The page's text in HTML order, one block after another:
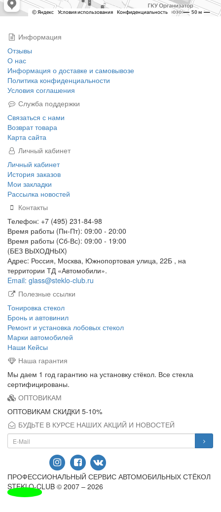
Информация
Отзывы
О нас
Информация о доставке и самовывозе
Политика конфиденциальности
Условия соглашения
Служба поддержки
Связаться с нами
Возврат товара
Карта сайта
Личный кабинет
Личный кабинет
История заказов
Мои закладки
Рассылка новостей
Контакты
Телефон: +7 (495) 231-84-98
Время работы (Пн-Пт): 09:00 - 20:00
Время работы (Сб-Вс): 09:00 - 19:00
(БЕЗ ВЫХОДНЫХ)
Адрес: Россия, Москва, Южнопортовая улица, 22Б , на
территории ТД «Автомобили».
Email: glass@steklo-club.ru
Полезные ссылки
Тонировка стекол
Бронь и автовинил
Ремонт и установка лобовых стекол
Марки автомобилей
Наши Кейсы
Наша гарантия
Мы даем 1 год гарантию на установку стёкол. Все стекла
сертифицированы.
ОПТОВИКАМ
ОПТОВИКАМ СКИДКИ 5-10%
БУДЬТЕ В КУРСЕ НАШИХ АКЦИЙ И НОВОСТЕЙ
ПРОФЕССИОНАЛЬНЫЙ СЕРВИС АВТОМОБИЛЬНЫХ СТЁКОЛ
STEKLO-CLUB © 2007 – 2026